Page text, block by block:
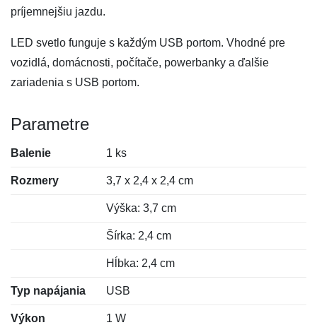
príjemnejšiu jazdu.
LED svetlo funguje s každým USB portom. Vhodné pre
vozidlá, domácnosti, počítače, powerbanky a ďalšie
zariadenia s USB portom.
Parametre
Balenie 1 ks
Rozmery 3,7 x 2,4 x 2,4 cm
Výška: 3,7 cm
Šírka: 2,4 cm
Hĺbka: 2,4 cm
Typ napájania USB
Výkon 1 W